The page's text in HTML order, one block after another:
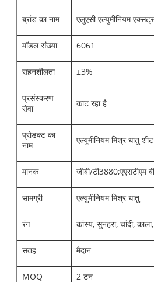
ब्रांड का नाम एलुएसी एल्युमीनियम
मॉडल संख्या 6061
सहनशीलता ±3%
प्रसंस्करण
सेवा
काट रहा है
प्रोडक्ट का
नाम
एल्यूमीनियम मिश्र धातु शीट
मानक जीबी/टी3880;एएसटीएम
सामग्री एल्युमीनियम मिश्र धातु
रंग कांस्य, सुनहरा, चांदी,
सतह मैदान
MOQ 2 टन